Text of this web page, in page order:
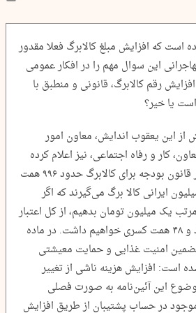
است که افزایش مبلغ کالابرگ فعلا مقدور
این سوال مهم را در افکار عمومی
رقم کالابرگ، قانونی و منطبق با
یا خیر؟
از این یعقوب اندایش، معاون امور
کار و رفاه اجتماعی، نیز اعلام کرده
بود کل بودجه مصوب در قانون بودجه برای کالابرگ حدود ۹۹۶ همت
در حال حاضر ۸۷ میلیون ایرانی کالا برگ می‌گیرند که اگر
یک میلیون تومان بدهیم، از کل اعتبار
مصوب هم بالاتر می‌شود و ۴۸ همت کسری خواهیم داشت. در ماده
امنیت غذایی و حمایت معیشتی
است: افزایش هزینه ناشی از تغییر
این آئین‌نامه به صورت فصلی
در حساب پشتیبان از طریق افزایش